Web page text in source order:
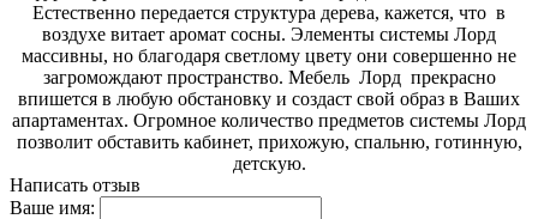
Естественно передается структура дерева, кажется, что в
воздухе витает аромат сосны. Элементы системы Лорд
массивны, но благодаря светлому цвету они совершенно не
загромождают пространство. Мебель Лорд прекрасно
впишется в любую обстановку и создаст свой образ в Ваших
апартаментах. Огромное количество предметов системы Лорд
позволит обставить кабинет, прихожую, спальню, готинную,
детскую.
Написать отзыв
Ваше имя: